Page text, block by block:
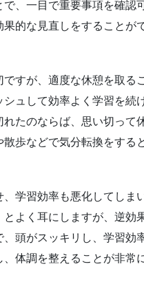
、一目で重要事項を確認
的な見直しをすることが
すが、適度な休憩を取る
ュして効率よく学習を続
たのならば、思い切って
歩などで気分転換をする
、学習効率も悪化してしま
よく耳にしますが、逆効
頭がスッキリし、学習効
体調を整えることが非常